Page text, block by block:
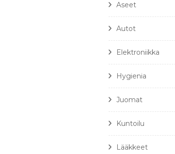
Aseet
Autot
Elektroniikka
Hygienia
Juomat
Kuntoilu
Lääkkeet